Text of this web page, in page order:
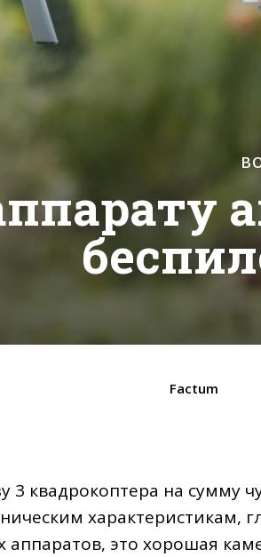
Factum
3 квадрокоптера на сумму
характеристикам,
аппаратов, это хорошая